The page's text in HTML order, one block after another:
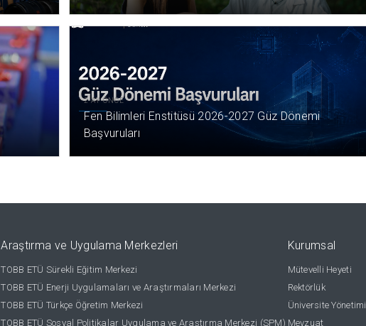
2 AY ÖNCE
Fen Bilimleri Enstitüsü 2026-2027 Güz Dönemi
Başvuruları
Araştırma ve Uygulama Merkezleri
TOBB ETÜ Sürekli Eğitim Merkezi
TOBB ETÜ Enerji Uygulamaları ve Araştırmaları Merkezi
TOBB ETÜ Türkçe Öğretim Merkezi
TOBB ETÜ Sosyal Politikalar Uygulama ve Araştırma Merkezi (SPM)
Kurumsal
Mütevelli Heyeti
Rektörlük
Üniversite Yönetimi
Mevzuat